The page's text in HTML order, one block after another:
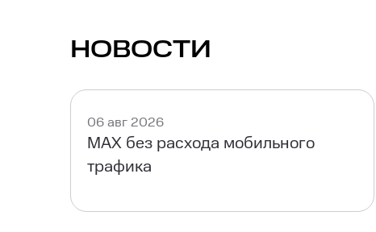
НОВОСТИ
06 авг 2026
MAX без расхода мобильного
трафика